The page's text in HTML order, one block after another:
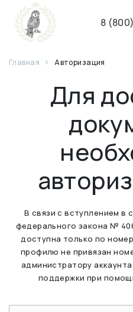
8
Главная Авторизация
Для
В связи с вступлением в
федерального закона №
доступна только по
профилю не привязан
администратору
поддержки при